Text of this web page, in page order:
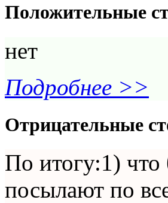
Положительные
нет
Подробнее >>
Отрицательные
По итогу:1) что
посылают по